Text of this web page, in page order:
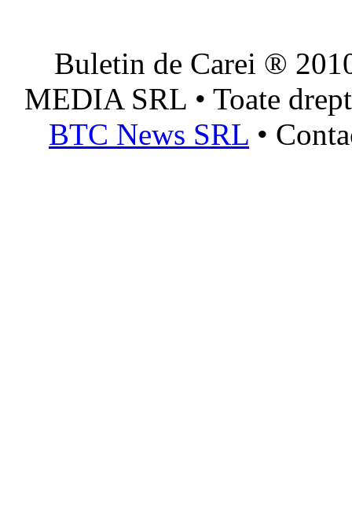
Buletin de Carei ®
MEDIA SRL • Toate
BTC News SRL •